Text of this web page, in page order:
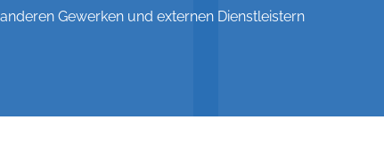
Gewerken und externen Dienstleistern